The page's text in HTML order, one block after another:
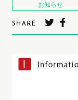
お知らせ
SHARE